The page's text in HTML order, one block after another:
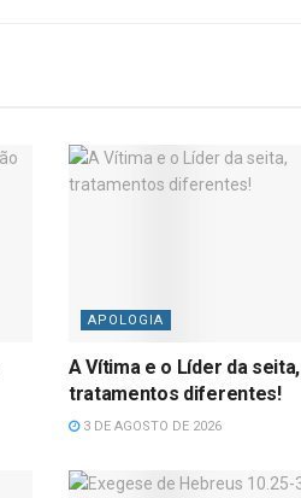
APOLOGIA
A Vítima e o Líder da seita,
tratamentos diferentes!
3 DE AGOSTO DE 2026